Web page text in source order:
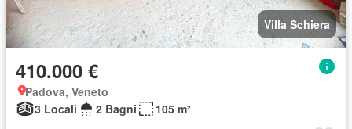
Villa Schiera
410.000 €
Padova, Veneto
3 Locali
2 Bagni 105 m²